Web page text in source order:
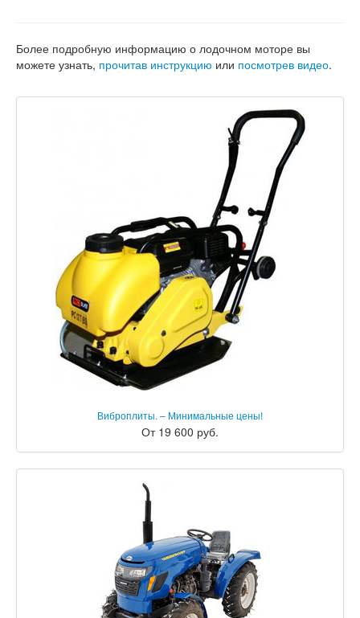
Более подробную информацию о лодочном моторе вы
можете узнать, прочитав инструкцию или посмотрев видео.
Виброплиты. – Минимальные цены!
От 19 600 руб.